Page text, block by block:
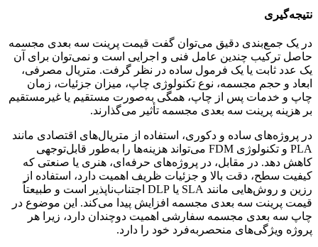
نتیجه‌گیری
در یک جمع‌بندی دقیق می‌توان گفت قیمت پرینت سه بعدی مجسمه
حاصل ترکیب چندین عامل فنی و اجرایی است و نمی‌توان برای آن
یک عدد ثابت یا یک فرمول ساده در نظر گرفت. متریال مصرفی،
ابعاد و حجم مجسمه، نوع تکنولوژی چاپ، میزان جزئیات، زمان
چاپ و خدمات پس از چاپ، همگی به‌صورت مستقیم یا غیرمستقیم
بر هزینه پرینت سه بعدی مجسمه تأثیر می‌گذارند.
در پروژه‌های ساده و دکوری، استفاده از متریال‌های اقتصادی مانند
PLA و تکنولوژی FDM می‌تواند هزینه‌ها را به‌طور قابل‌توجهی
کاهش دهد. در مقابل، در پروژه‌های حرفه‌ای، هنری یا صنعتی که
کیفیت سطح، دقت بالا و جزئیات ظریف اهمیت دارد، استفاده از
رزین و روش‌هایی مانند SLA یا DLP اجتناب‌ناپذیر است و طبیعتاً
قیمت پرینت سه بعدی مجسمه افزایش پیدا می‌کند. این موضوع در
چاپ سه بعدی مجسمه سفارشی اهمیت دوچندان دارد، زیرا هر
پروژه ویژگی‌های منحصربه‌فرد خود را دارد.